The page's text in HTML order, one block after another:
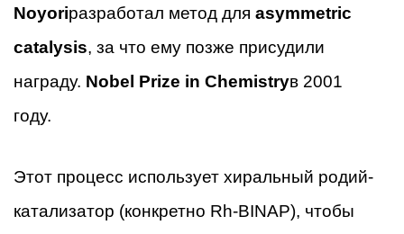
Noyoriразработал метод для asymmetric
catalysis, за что ему позже присудили
награду. Nobel Prize in Chemistryв 2001
году.
Этот процесс использует хиральный родий-
катализатор (конкретно Rh-BINAP), чтобы